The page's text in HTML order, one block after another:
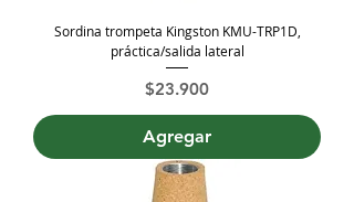
Sordina trompeta Kingston KMU-TRP1D,
práctica/salida lateral
Precio
$23.900
Agregar